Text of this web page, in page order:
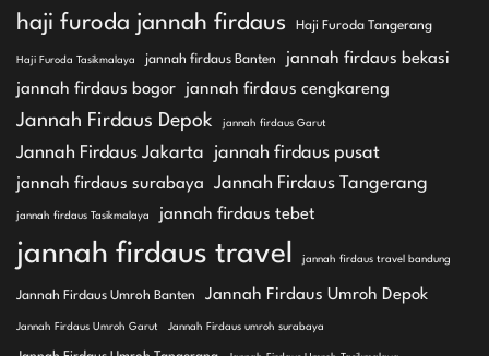
haji furoda jannah firdaus Haji Furoda Tangerang
Haji Furoda Tasikmalaya jannah firdaus Banten
jannah firdaus bekasi
jannah firdaus bogor
jannah firdaus cengkareng
Jannah Firdaus Depok jannah firdaus Garut
Jannah Firdaus Jakarta jannah firdaus pusat
jannah firdaus surabaya Jannah Firdaus Tangerang
jannah firdaus Tasikmalaya jannah firdaus tebet
jannah firdaus travel jannah firdaus travel bandung
Jannah Firdaus Umroh Banten Jannah Firdaus Umroh Depok
Jannah Firdaus Umroh Garut Jannah Firdaus umroh surabaya